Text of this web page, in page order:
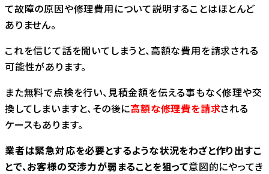
て故障の原因や修理費用について説明することはほとんど
ありません。
これを信じて話を聞いてしまうと、高額な費用を請求される
可能性があります。
また無料で点検を行い、見積金額を伝える事もなく修理や交
換してしまいますと、その後に高額な修理費を請求される
ケースもあります。
業者は緊急対応を必要とするような状況をわざと作り出すこ
とで、お客様の交渉力が弱まることを狙って意図的にやってき